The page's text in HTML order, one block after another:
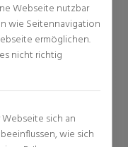
Webseite nutzbar
wie Seitennavigation
ermöglichen.
nicht richtig
sich an
wie sich